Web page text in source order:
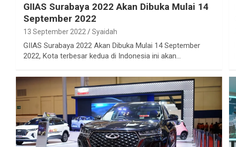
GIIAS Surabaya 2022 Akan Dibuka Mulai 14
September 2022
13 September 2022 Syaidah
GIIAS Surabaya 2022 Akan Dibuka Mulai 14 September
2022, Kota terbesar kedua di Indonesia ini akan…